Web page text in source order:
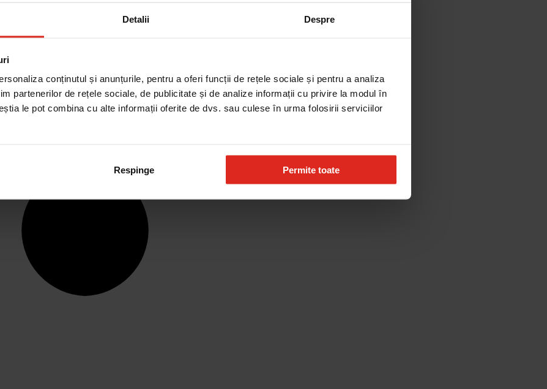
Detalii Despre
conținutul și anunțurile, pentru a oferi funcții de rețele sociale și pentru a analiza
partenerilor de rețele sociale, de publicitate și de analize informații cu privire la modul în
le pot combina cu alte informații oferite de dvs. sau culese în urma folosirii serviciilor
Respinge Permite toate